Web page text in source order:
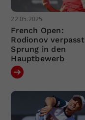
22.05.2025
French Open:
Rodionov verpasst
Sprung in den
Hauptbewerb